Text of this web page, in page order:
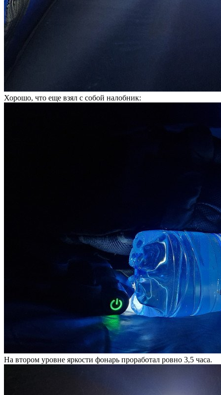
Хорошо, что еще взял с собой налобник:
На втором уровне яркости фонарь проработал ровно 3,5 часа.